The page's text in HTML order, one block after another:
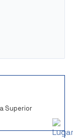
Superior